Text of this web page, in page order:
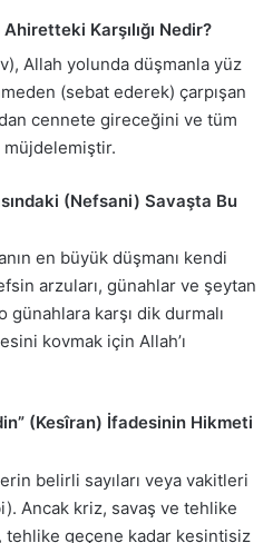
Karşılığı Nedir?
Allah yolunda düşmanla yüz
(sebat ederek) çarpışan
cennete gireceğini ve tüm
müjdelemiştir.
(Nefsani) Savaşta Bu
en büyük düşmanı kendi
arzuları, günahlar ve şeytan
günahlara karşı dik durmalı
kovmak için Allah’ı
(Kesîran) İfadesinin Hikmeti
belirli sayıları veya vakitleri
Ancak kriz, savaş ve tehlike
tehlike geçene kadar kesintisiz